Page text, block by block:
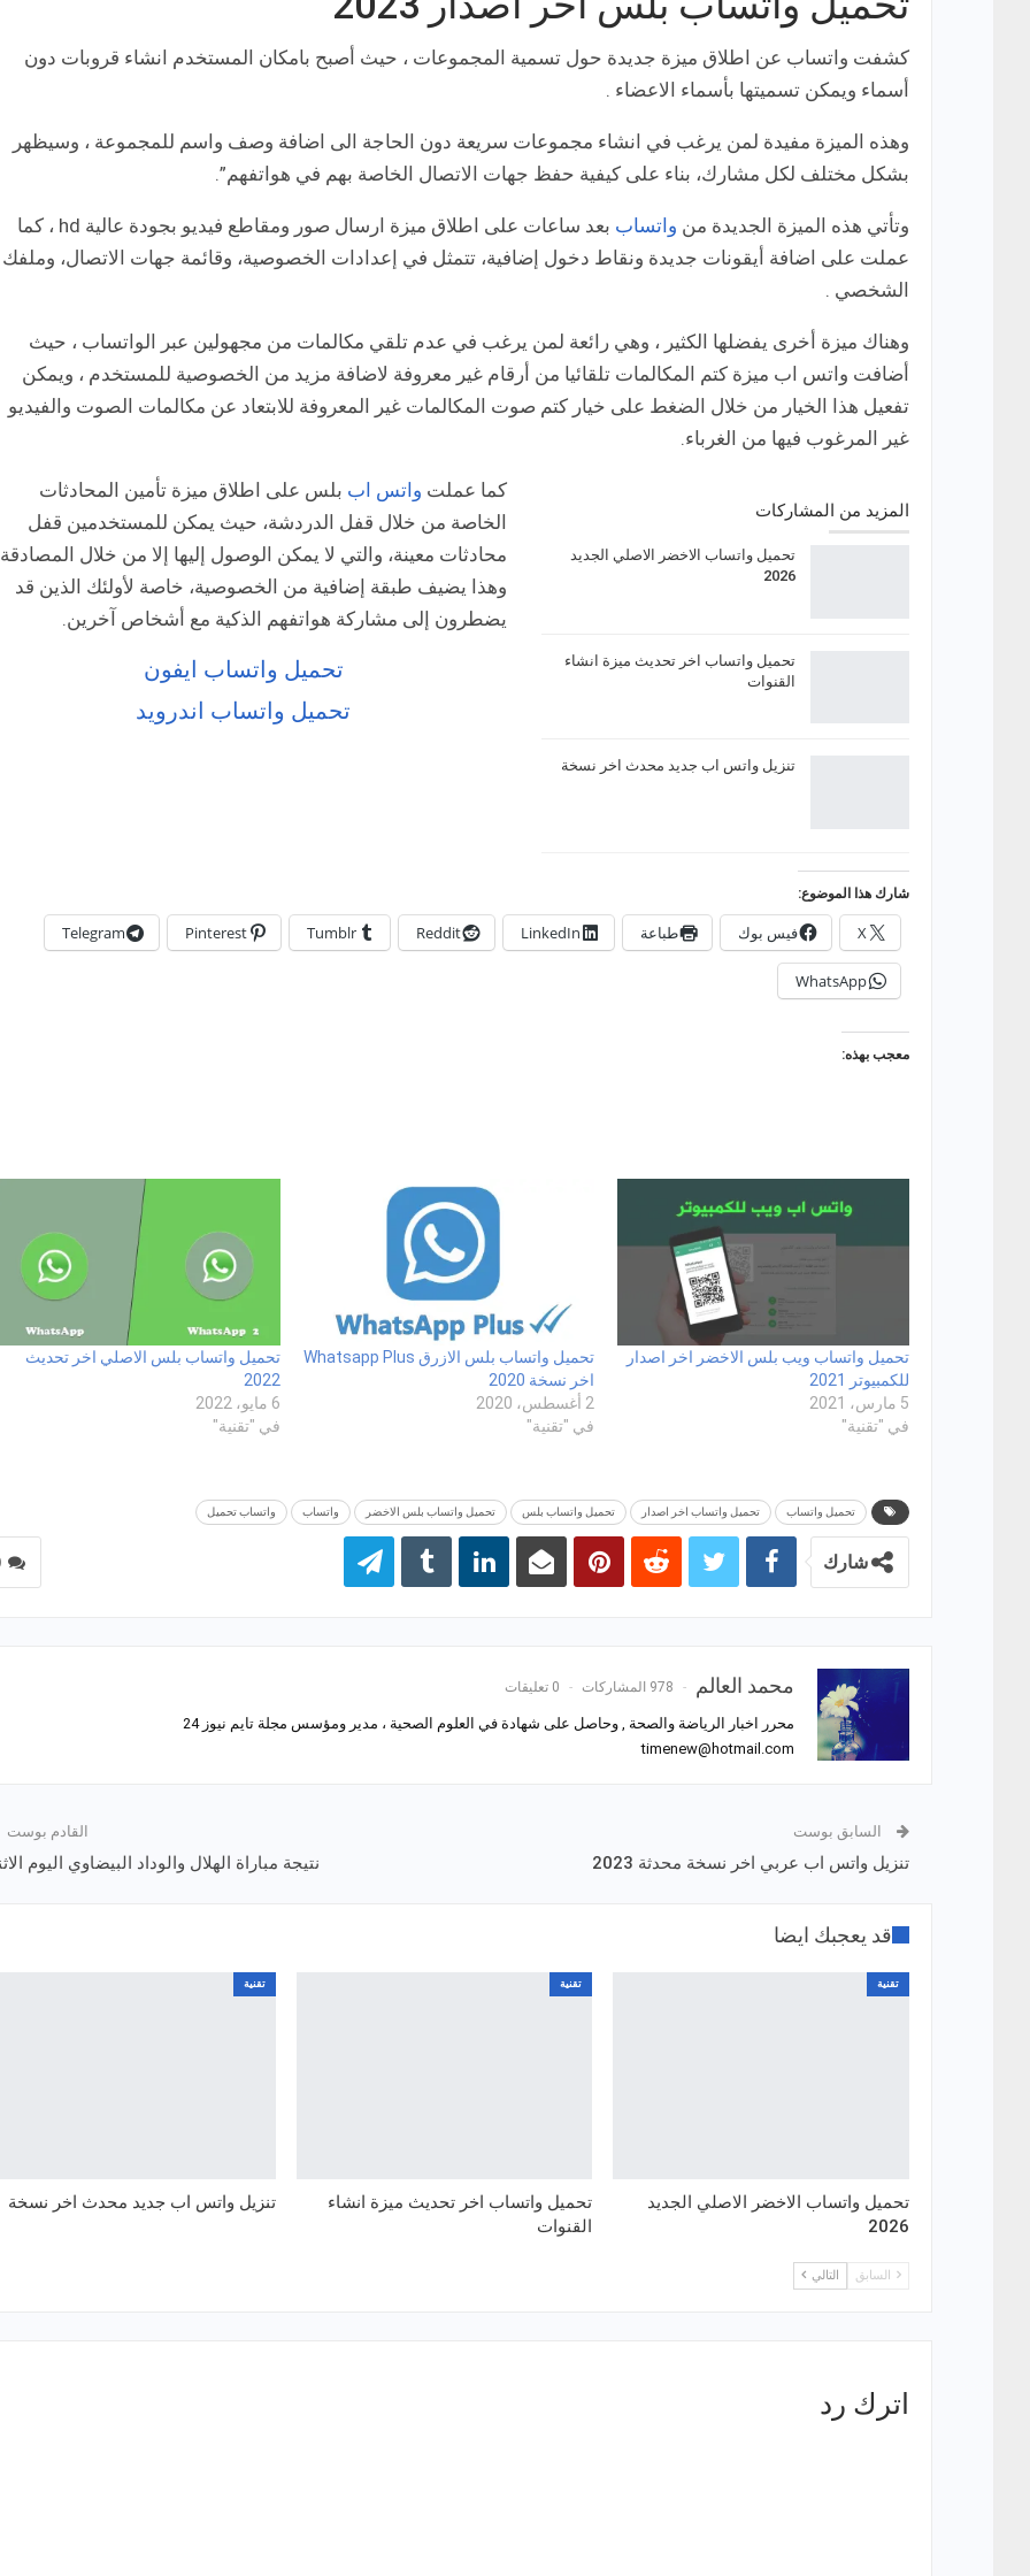
كشفت واتساب عن اطلاق ميزة جديدة حول تسمية المجموعات ، حيث أصبح بامكان المستخدم انشاء قروبات دون
أسماء ويمكن تسميتها بأسماء الاعضاء .
وهذه الميزة مفيدة لمن يرغب في انشاء مجموعات سريعة دون الحاجة الى اضافة وصف واسم للمجموعة ، وسيظهر
بشكل مختلف لكل مشارك، بناء على كيفية حفظ جهات الاتصال الخاصة بهم في هواتفهم”.
وتأتي هذه الميزة الجديدة من واتساب
بعد ساعات على اطلاق ميزة ارسال صور ومقاطع فيديو بجودة عالية hd ، كما
عملت على اضافة أيقونات جديدة ونقاط دخول إضافية، تتمثل في إعدادات الخصوصية، وقائمة جهات الاتصال، وملفك
الشخصي .
وهناك ميزة أخرى يفضلها الكثير ، وهي رائعة لمن يرغب في عدم تلقي مكالمات من مجهولين عبر الواتساب ، حيث
أضافت واتس اب ميزة كتم المكالمات تلقائيا من أرقام غير معروفة لاضافة مزيد من الخصوصية للمستخدم ، ويمكن
تفعيل هذا الخيار من خلال الضغط على خيار كتم صوت المكالمات غير المعروفة للابتعاد عن مكالمات الصوت والفيديو
غير المرغوب فيها من الغرباء.
المزيد من المشاركات
تحميل واتساب الاخضر الاصلي الجديد
2026
تحميل واتساب اخر تحديث ميزة انشاء
القنوات
تنزيل واتس اب جديد محدث اخر نسخة
كما عملت واتس اب بلس على اطلاق ميزة تأمين المحادثات
الخاصة من خلال قفل الدردشة، حيث يمكن للمستخدمين قفل
محادثات معينة، والتي لا يمكن الوصول إليها إلا من خلال
وهذا يضيف طبقة إضافية من الخصوصية، خاصة لأولئك الذين قد
يضطرون إلى مشاركة هواتفهم الذكية مع أشخاص آخرين.
تحميل واتساب ايفون
تحميل واتساب اندرويد
شارك هذا الموضوع:
X فيس بوك طباعة LinkedIn
Reddit
Tumblr
Pinterest
Telegram
WhatsApp
معجب بهذه:
تحميل واتساب ويب بلس الاخضر اخر اصدار
للكمبيوتر 2021
5 مارس، 2021
في "تقنية"
تحميل واتساب بلس الازرق Whatsapp Plus
اخر نسخة 2020
2 أغسطس، 2020
في "تقنية"
تحميل واتساب بلس الاصلي اخر تحديث
2022
6 مايو، 2022
في "تقنية"
تحميل واتساب تحميل واتساب اخر اصدار تحميل واتساب بلس تحميل واتساب بلس الاخضر واتساب واتساب تحميل
شارك
محمد العالم 978 المشاركات 0 تعليقات
محرر اخبار الرياضة والصحة , وحاصل على شهادة في العلوم الصحية ، مدير ومؤسس مجلة تايم نيوز 24
timenew@hotmail.com
السابق بوست
تنزيل واتس اب عربي اخر نسخة محدثة 2023
القادم بوست
نتيجة مباراة الهلال والوداد البيضاوي اليوم
قد يعجبك ايضا
تقنية
تحميل واتساب الاخضر الاصلي الجديد
2026
تقنية
تحميل واتساب اخر تحديث ميزة انشاء
القنوات
تقنية
تنزيل واتس اب جديد محدث اخر نسخة
السابق التالي
اترك رد